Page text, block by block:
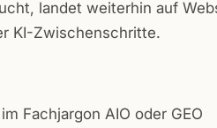
landet weiterhin auf
KI-Zwischenschritte.
Fachjargon AIO oder GEO